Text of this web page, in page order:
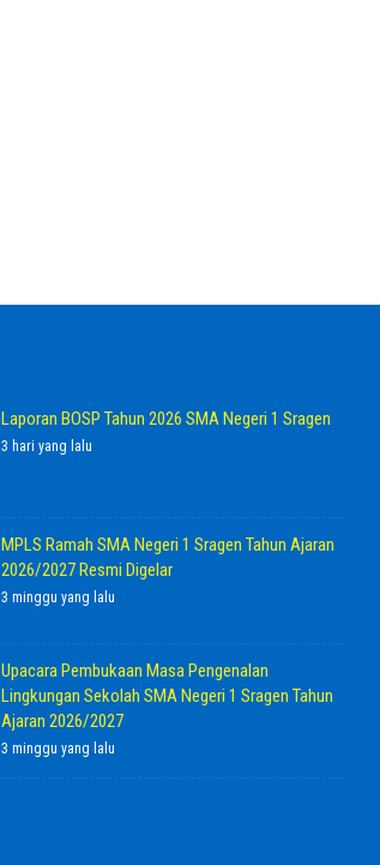
Laporan BOSP Tahun 2026 SMA Negeri 1 Sragen
3 hari yang lalu
MPLS Ramah SMA Negeri 1 Sragen Tahun Ajaran
2026/2027 Resmi Digelar
3 minggu yang lalu
Upacara Pembukaan Masa Pengenalan
Lingkungan Sekolah SMA Negeri 1 Sragen Tahun
Ajaran 2026/2027
3 minggu yang lalu